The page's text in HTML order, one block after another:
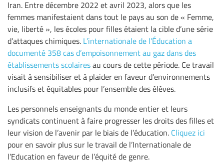
Iran. Entre décembre 2022 et avril 2023, alors que les
femmes manifestaient dans tout le pays au son de « Femme,
vie, liberté », les écoles pour filles étaient la cible d’une série
d’attaques chimiques. L’internationale de l’Éducation a
documenté 358 cas d’empoisonnement au gaz dans des
établissements scolairesau cours de cette période. Ce travail
visait à sensibiliser et à plaider en faveur d’environnements
inclusifs et équitables pour l’ensemble des élèves.
Les personnels enseignants du monde entier et leurs
syndicats continuent à faire progresser les droits des filles et
leur vision de l’avenir par le biais de l’éducation. Cliquez ici
pour en savoir plus sur le travail de l’Internationale de
l’Education en faveur de l’équité de genre.